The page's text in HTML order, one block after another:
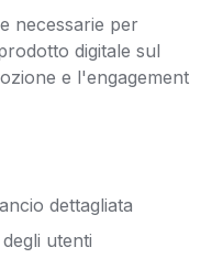
necessarie per
digitale sul
e l'engagement
dettagliata
utenti